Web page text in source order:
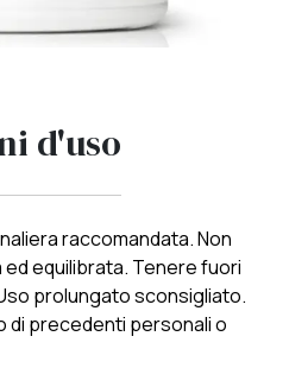
d'uso
raccomandata. Non
equilibrata. Tenere fuori
prolungato sconsigliato.
di precedenti personali o